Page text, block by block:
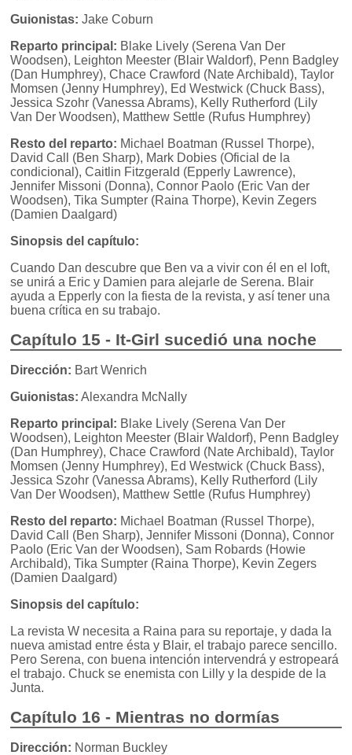
Guionistas: Jake Coburn
Reparto principal: Blake Lively (Serena Van Der
Woodsen), Leighton Meester (Blair Waldorf), Penn Badgley
(Dan Humphrey), Chace Crawford (Nate Archibald), Taylor
Momsen (Jenny Humphrey), Ed Westwick (Chuck Bass),
Jessica Szohr (Vanessa Abrams), Kelly Rutherford (Lily
Van Der Woodsen), Matthew Settle (Rufus Humphrey)
Resto del reparto: Michael Boatman (Russel Thorpe),
David Call (Ben Sharp), Mark Dobies (Oficial de la
condicional), Caitlin Fitzgerald (Epperly Lawrence),
Jennifer Missoni (Donna), Connor Paolo (Eric Van der
Woodsen), Tika Sumpter (Raina Thorpe), Kevin Zegers
(Damien Daalgard)
Sinopsis del capítulo:
Cuando Dan descubre que Ben va a vivir con él en el loft,
se unirá a Eric y Damien para alejarle de Serena. Blair
ayuda a Epperly con la fiesta de la revista, y así tener una
buena crítica en su trabajo.
Capítulo 15 - It-Girl sucedió una noche
Dirección: Bart Wenrich
Guionistas: Alexandra McNally
Reparto principal: Blake Lively (Serena Van Der
Woodsen), Leighton Meester (Blair Waldorf), Penn Badgley
(Dan Humphrey), Chace Crawford (Nate Archibald), Taylor
Momsen (Jenny Humphrey), Ed Westwick (Chuck Bass),
Jessica Szohr (Vanessa Abrams), Kelly Rutherford (Lily
Van Der Woodsen), Matthew Settle (Rufus Humphrey)
Resto del reparto: Michael Boatman (Russel Thorpe),
David Call (Ben Sharp), Jennifer Missoni (Donna), Connor
Paolo (Eric Van der Woodsen), Sam Robards (Howie
Archibald), Tika Sumpter (Raina Thorpe), Kevin Zegers
(Damien Daalgard)
Sinopsis del capítulo:
La revista W necesita a Raina para su reportaje, y dada la
nueva amistad entre ésta y Blair, el trabajo parece sencillo.
Pero Serena, con buena intención intervendrá y estropeará
el trabajo. Chuck se enemista con Lilly y la despide de la
Junta.
Capítulo 16 - Mientras no dormías
Dirección: Norman Buckley